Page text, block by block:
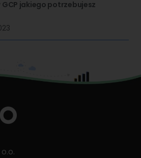
GCP jakiego potrzebujesz